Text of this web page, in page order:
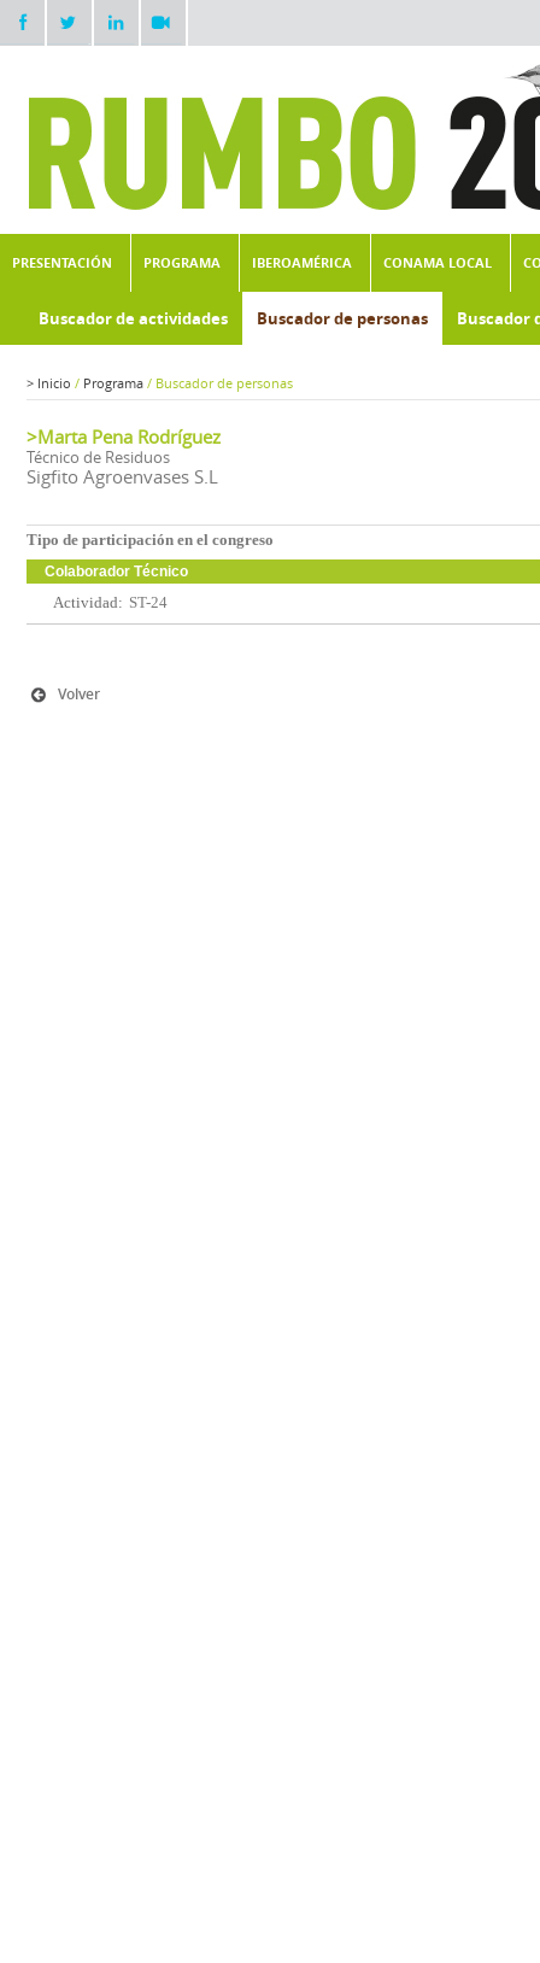
PRESENTACIÓN PROGRAMA IBEROAMÉRICA CONAMA LOCAL
Buscador de actividades Buscador de personas Buscador
> Inicio / Programa / Buscador de personas
>Marta Pena Rodríguez
Técnico de Residuos
Sigfito Agroenvases S.L
Tipo de participación en el congreso
Colaborador Técnico
Actividad: ST-24
Volver